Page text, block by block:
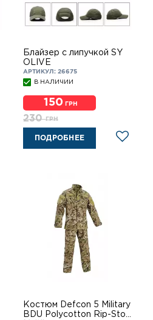
Блайзер с липучкой SY
OLIVE
АРТИКУЛ: 26675
В НАЛИЧИИ
150 ГРН
230ГРН
ПОДРОБНЕЕ
Костюм Defcon 5 Military
BDU Polycotton Rip-Stop